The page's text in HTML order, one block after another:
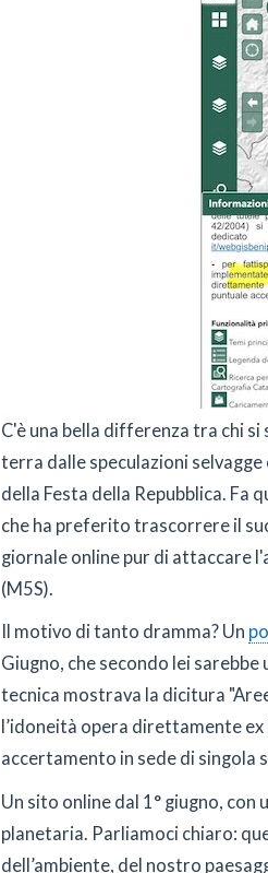
C'è una bella differenza tra chi
terra dalle speculazioni selvagge
della Festa della Repubblica. Fa
che ha preferito trascorrere il
giornale online pur di attaccare
(M5S).
Il motivo di tanto dramma? Un
Giugno, che secondo lei
tecnica mostrava la dicitura
l’idoneità opera direttamente
accertamento in sede di singola
Un sito online dal 1° giugno,
planetaria. Parliamoci chiaro:
dell’ambiente, del nostro